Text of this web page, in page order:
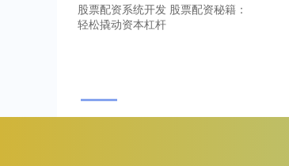
股票配资系统开发 股票配资秘籍：
轻松撬动资本杠杆